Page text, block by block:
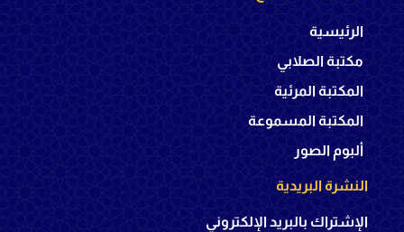
الرئيسية
مكتبة الصلابي
المكتبة المرئية
المكتبة المسموعة
ألبوم الصور
النشرة البريدية
الإشتراك بالبريد الإلكتروني